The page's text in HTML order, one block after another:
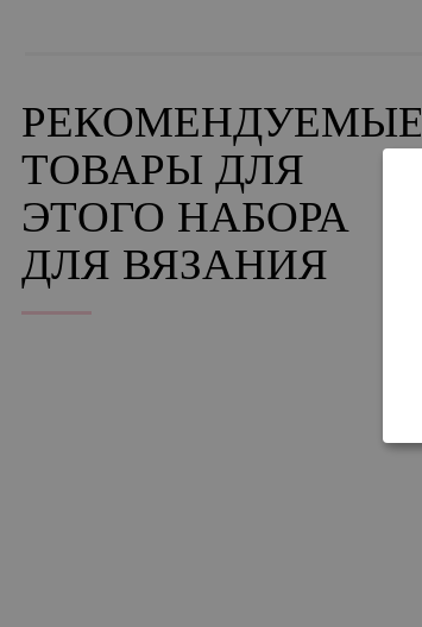
РЕКОМЕНДУЕМЫЕ
ТОВАРЫ ДЛЯ
ЭТОГО НАБОРА
ДЛЯ ВЯЗАНИЯ